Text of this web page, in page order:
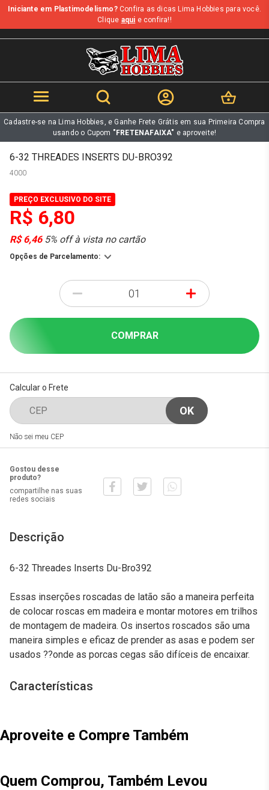
b
Iniciante em Plastimodelismo?Confira as dicas Lima Hobbies para você.
Clique aqui e confira!!
Cadastre-se na Lima Hobbies, e Ganhe Frete Grátis em sua Primeira Compra
usando o Cupom "FRETENAFAIXA" e aproveite!
6-32 THREADES INSERTS DU-BRO392
4000
PREÇO EXCLUSIVO DO SITE
R$ 6,80
R$ 6,465% off à vista no cartão
Opções de Parcelamento:
- +
COMPRAR
Calcular o Frete
Não sei meu CEP
Gostou desse
produto?
compartilhe nas suas
redes sociais
Descrição
6-32 Threades Inserts Du-Bro392
Essas inserções roscadas de latão são a maneira perfeita
de colocar roscas em madeira e montar motores em trilhos
de montagem de madeira. Os insertos roscados são uma
maneira simples e eficaz de prender as asas e podem ser
usados ??onde as porcas cegas são difíceis de encaixar.
Características
Aproveite e Compre Também
Quem Comprou, Também Levou